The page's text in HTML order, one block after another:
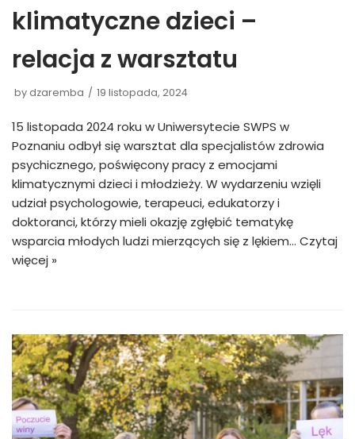
klimatyczne dzieci –
relacja z warsztatu
by dzaremba 19 listopada, 2024
15 listopada 2024 roku w Uniwersytecie SWPS w
Poznaniu odbył się warsztat dla specjalistów zdrowia
psychicznego, poświęcony pracy z emocjami
klimatycznymi dzieci i młodzieży. W wydarzeniu wzięli
udział psychologowie, terapeuci, edukatorzy i
doktoranci, którzy mieli okazję zgłębić tematykę
wsparcia młodych ludzi mierzących się z lękiem… Czytaj
więcej »